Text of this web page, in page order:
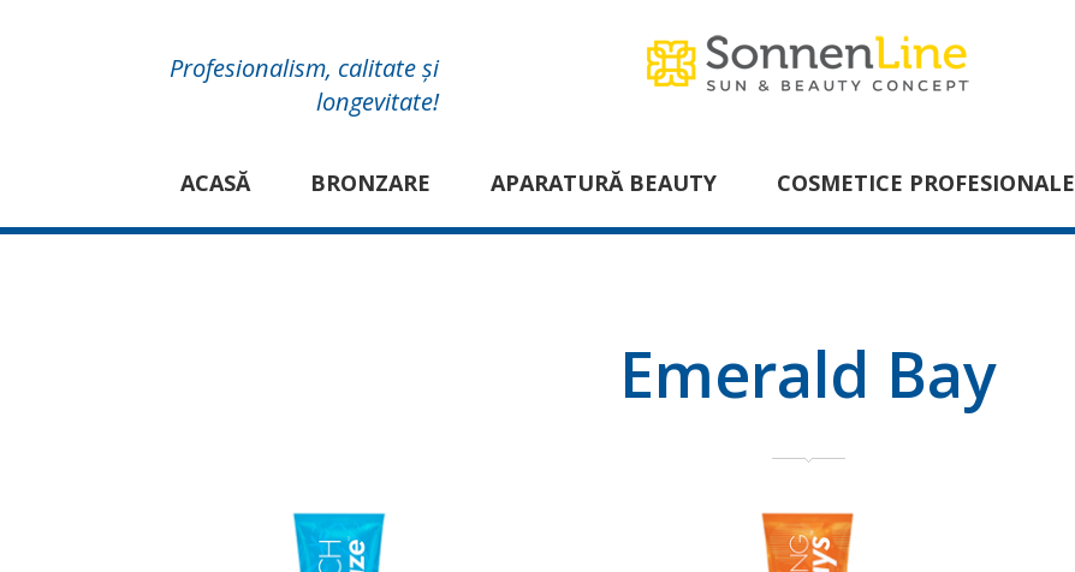
Profesionalism, calitate și
longevitate!
ACASĂ BRONZARE APARATURĂ BEAUTY COSMETICE PROFESIONALE
Emerald Bay